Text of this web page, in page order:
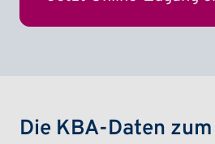
Die KBA-Daten